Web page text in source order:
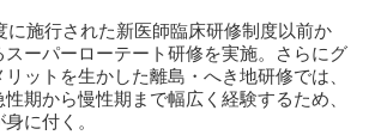
に施行された新医師臨床研修制度以前か
スーパーローテート研修を実施。さらにグ
ットを生かした離島・へき地研修では、
期から慢性期まで幅広く経験するため、
に付く。